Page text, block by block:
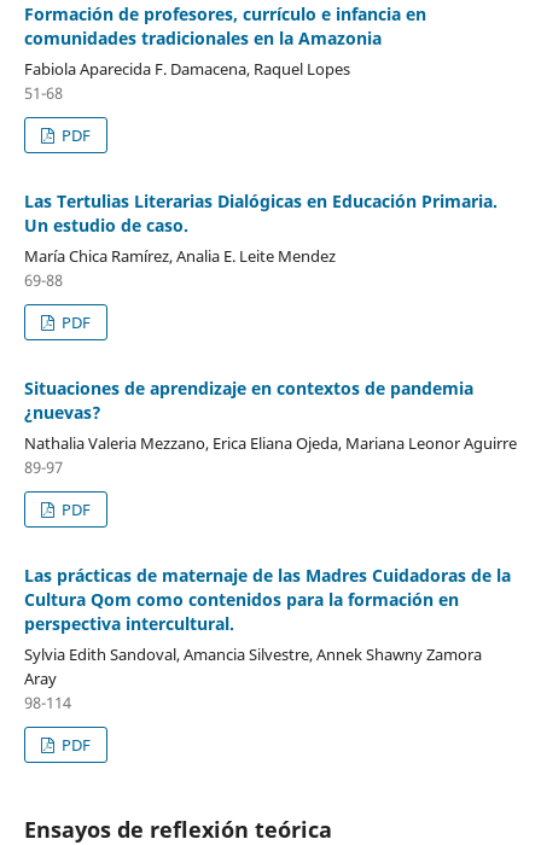
Formación de profesores, currículo e infancia en
comunidades tradicionales en la Amazonia
Fabiola Aparecida F. Damacena, Raquel Lopes
51-68
PDF
Las Tertulias Literarias Dialógicas en Educación Primaria.
Un estudio de caso.
María Chica Ramírez, Analia E. Leite Mendez
69-88
PDF
Situaciones de aprendizaje en contextos de pandemia
¿nuevas?
Nathalia Valeria Mezzano, Erica Eliana Ojeda, Mariana Leonor Aguirre
89-97
PDF
Las prácticas de maternaje de las Madres Cuidadoras de la
Cultura Qom como contenidos para la formación en
perspectiva intercultural.
Sylvia Edith Sandoval, Amancia Silvestre, Annek Shawny Zamora
Aray
98-114
PDF
Ensayos de reflexión teórica